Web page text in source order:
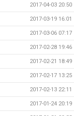
2017-04-03 20:50
2017-03-19 16:01
2017-03-06 07:17
2017-02-28 19:46
2017-02-21 18:49
2017-02-17 13:25
2017-02-13 22:11
2017-01-24 20:19